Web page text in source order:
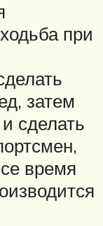
при
затем
сделать
время